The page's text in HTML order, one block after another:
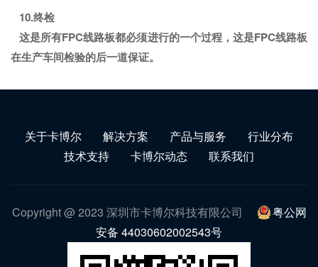
10.终检
这是所有FPC线路板都必须进行的一个过程，这是FPC线路板
在生产车间检验的后一道保证。
关于卡博尔 解决方案 产品与服务
行业分布
技术支持
卡博尔动态 联系我们
Copyright @ 2023 深圳市卡博尔科技有限公司
粤公网
安备 44030602002543号